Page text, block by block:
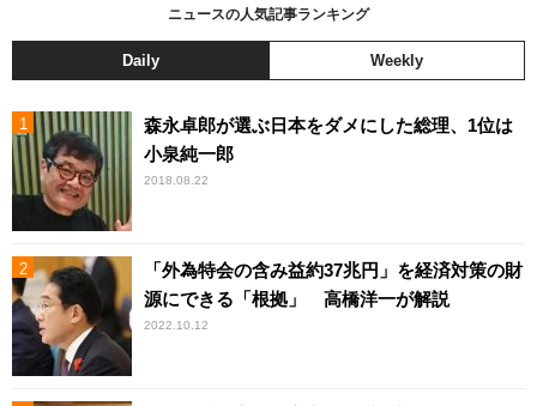
ニュースの人気記事ランキング
Daily Weekly
森永卓郎が選ぶ日本をダメにした総理、1位は
小泉純一郎
2018.08.22
「外為特会の含み益約37兆円」を経済対策の財
源にできる「根拠」 高橋洋一が解説
2022.10.12